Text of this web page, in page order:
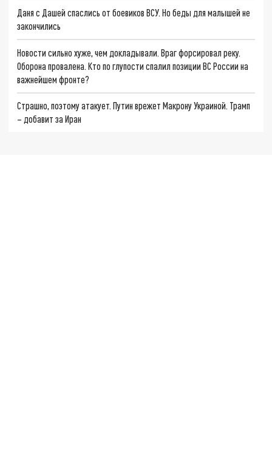
Даня с Дашей спаслись от боевиков ВСУ. Но беды для малышей не
закончились
Новости сильно хуже, чем докладывали. Враг форсировал реку.
Оборона провалена. Кто по глупости спалил позиции ВС России на
важнейшем фронте?
Страшно, поэтому атакует. Путин врежет Макрону Украиной. Трамп
– добавит за Иран